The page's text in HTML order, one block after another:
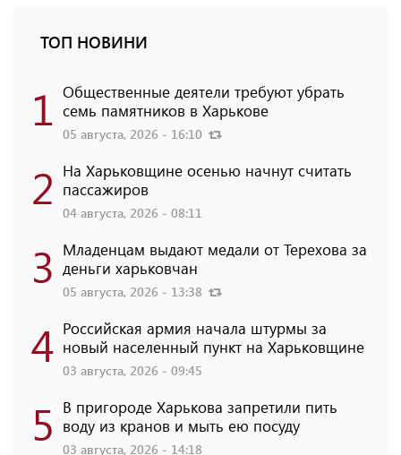
ТОП НОВИНИ
1 Общественные деятели требуют убрать
семь памятников в Харькове
05 августа, 2026 - 16:10
2 На Харьковщине осенью начнут считать
пассажиров
04 августа, 2026 - 08:11
3 Младенцам выдают медали от Терехова за
деньги харьковчан
05 августа, 2026 - 13:38
4 Российская армия начала штурмы за
новый населенный пункт на Харьковщине
03 августа, 2026 - 09:45
5 В пригороде Харькова запретили пить
воду из кранов и мыть ею посуду
03 августа, 2026 - 14:18